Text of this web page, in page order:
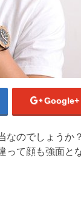
Google+
のでしょうか
って顔も強面と